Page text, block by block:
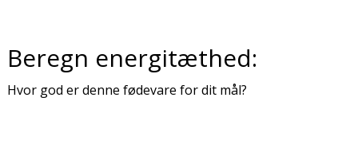
Beregn energitæthed:
Hvor god er denne fødevare for dit mål?